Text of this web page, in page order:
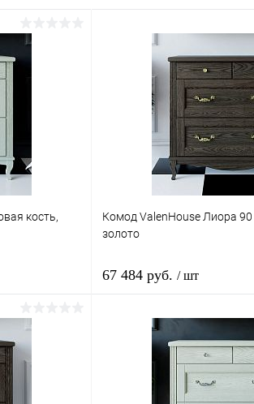
кость,
Комод ValenHouse Лиора
золото
67 484 руб. / шт
В
Купить в 1 клик